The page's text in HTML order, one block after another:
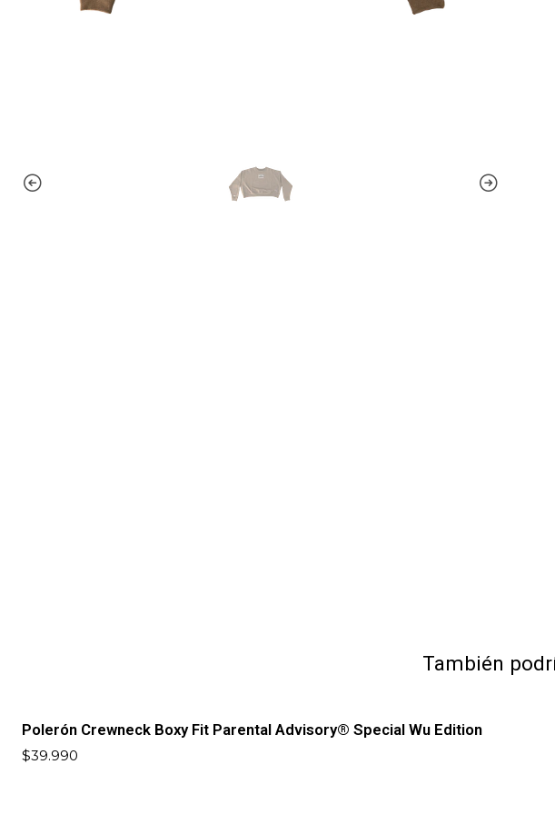
También
Polerón Crewneck Boxy Fit Parental Advisory® Special Wu Edition
$39.990